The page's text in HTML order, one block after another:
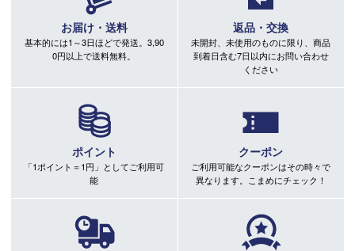
お届け・送料
基本的には1～3日ほどで発送。3,90
0円以上で送料無料。
返品・交換
未開封、未使用のものに限り、商品
到着日含む7日以内にお問い合わせ
ください
ポイント
「1ポイント＝1円」としてご利用可
能
クーポン
ご利用可能なクーポンはその時々で
異なります。こまめにチェック！